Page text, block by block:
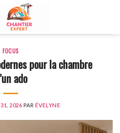
FOCUS
pour la chambre
ado
2026 PARÉVELYNE